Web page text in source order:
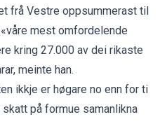
frå Vestre oppsummerast til
mest omfordelende
kring 27.000 av dei rikaste
meinte han.
ikkje er høgare no enn for ti
på formue samanlikna